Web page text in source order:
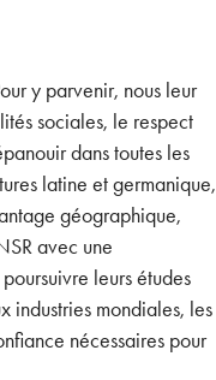
y parvenir, nous leur
sociales, le respect
dans toutes les
latine et germanique,
géographique,
avec une
leurs études
industries mondiales, les
nécessaires pour